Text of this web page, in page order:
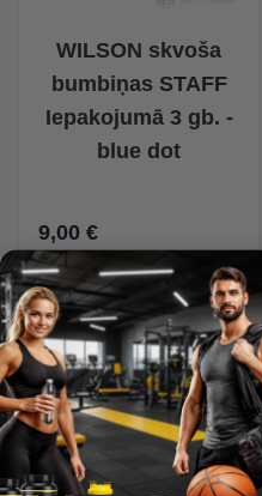
WILSON skvoša
bumbiņas STAFF
Iepakojumā 3 gb. -
blue dot
9,00 €
5 Produkti